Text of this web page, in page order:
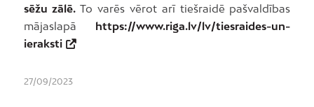
sēžu zālē. To varēs vērot arī tiešraidē pašvaldības
mājaslapā https://www.riga.lv/lv/tiesraides-un-
ieraksti
27/09/2023